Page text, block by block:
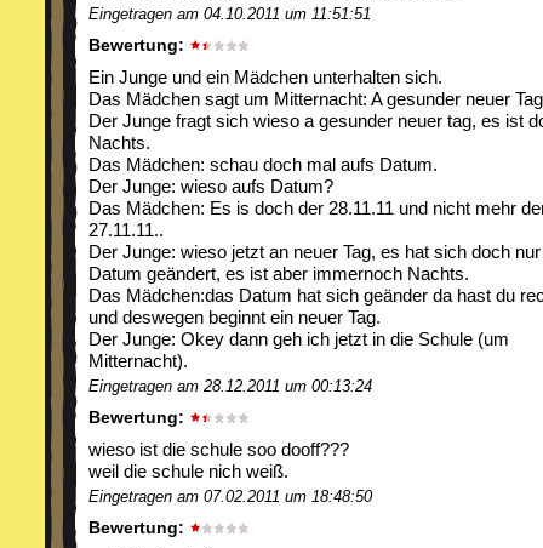
Eingetragen am 04.10.2011 um 11:51:51
Bewertung:
Ein Junge und ein Mädchen unterhalten sich.
Das Mädchen sagt um Mitternacht: A gesunder neuer
Der Junge fragt sich wieso a gesunder neuer tag, es ist
Nachts.
Das Mädchen: schau doch mal aufs Datum.
Der Junge: wieso aufs Datum?
Das Mädchen: Es is doch der 28.11.11 und nicht mehr
27.11.11..
Der Junge: wieso jetzt an neuer Tag, es hat sich doch
Datum geändert, es ist aber immernoch Nachts.
Das Mädchen:das Datum hat sich geänder da hast du
und deswegen beginnt ein neuer Tag.
Der Junge: Okey dann geh ich jetzt in die Schule (um
Mitternacht).
Eingetragen am 28.12.2011 um 00:13:24
Bewertung:
wieso ist die schule soo dooff???
weil die schule nich weiß.
Eingetragen am 07.02.2011 um 18:48:50
Bewertung: